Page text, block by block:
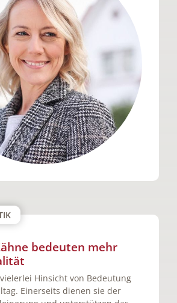
bedeuten mehr
Hinsicht von Bedeutung
Einerseits dienen sie der